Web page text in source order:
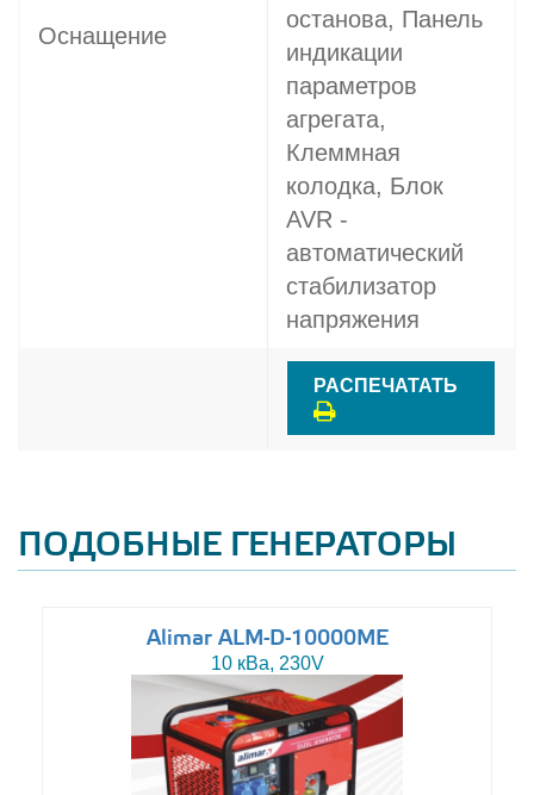
Оснащение
останова, Панель
индикации
параметров
агрегата,
Клеммная
колодка, Блок
AVR -
автоматический
стабилизатор
напряжения
РАСПЕЧАТАТЬ
ПОДОБНЫЕ ГЕНЕРАТОРЫ
Alimar ALM-D-10000ME
10 кВа, 230V